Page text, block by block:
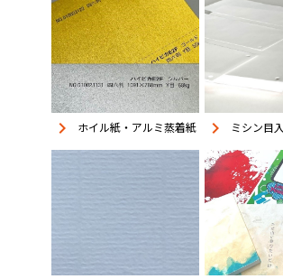
keyboard_arrow_right ホイル紙・アルミ蒸着紙 keyboard_arrow_right ミシン目